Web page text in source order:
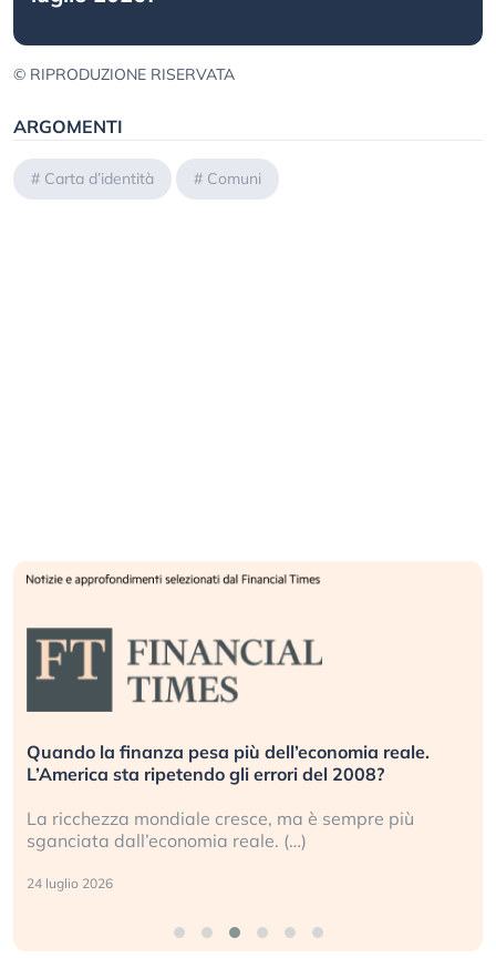
© RIPRODUZIONE RISERVATA
ARGOMENTI
# Carta d’identità # Comuni
Quando la finanza pesa più dell’economia reale.
L’America sta ripetendo gli errori del 2008?
La ricchezza mondiale cresce, ma è sempre più
sganciata dall’economia reale. (…)
24 luglio 2026